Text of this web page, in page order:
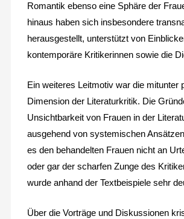
Romantik ebenso eine Sphäre der
hinaus haben sich insbesondere
herausgestellt, unterstützt von
kontemporäre Kritikerinnen sowie die
Ein weiteres Leitmotiv war die mitunter
Dimension der Literaturkritik. Die
Unsichtbarkeit von Frauen in der
ausgehend von systemischen
es den behandelten Frauen nicht an
oder gar der scharfen Zunge des
wurde anhand der Textbeispiele sehr
Über die Vorträge und Diskussionen